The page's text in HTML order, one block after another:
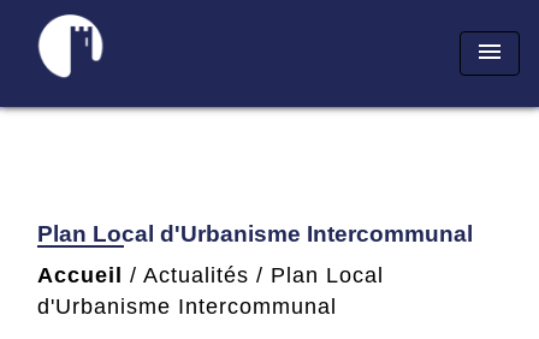
menu
Plan Local d'Urbanisme Intercommunal
Accueil / Actualités / Plan Local
d'Urbanisme Intercommunal